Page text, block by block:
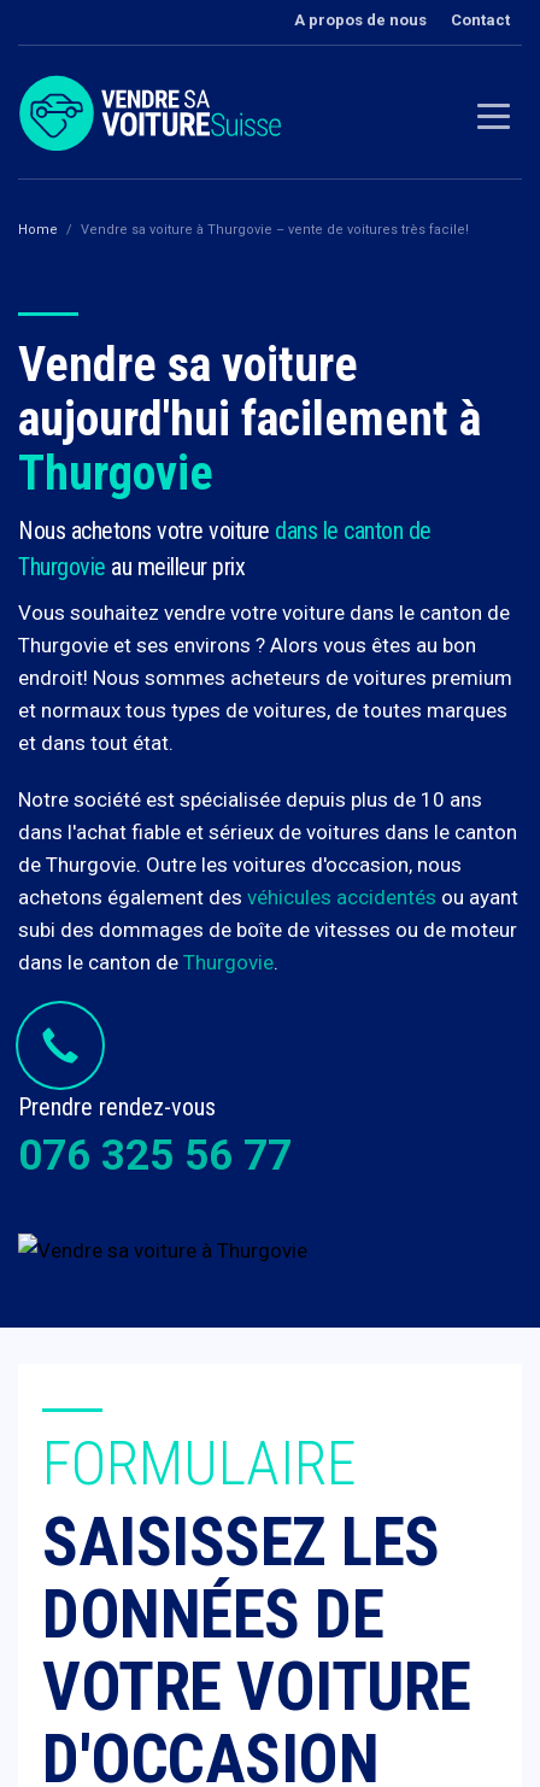
A propos de nous Contact
Home Vendre sa voiture à Thurgovie – vente de voitures très facile!
Vendre sa voiture
aujourd'hui facilement à
Thurgovie
Nous achetons votre voiture dans le canton de
Thurgovie au meilleur prix
Vous souhaitez vendre votre voiture dans le canton de
Thurgovie et ses environs ? Alors vous êtes au bon
endroit! Nous sommes acheteurs de voitures premium
et normaux tous types de voitures, de toutes marques
et dans tout état.
Notre société est spécialisée depuis plus de 10 ans
dans l'achat fiable et sérieux de voitures dans le canton
de Thurgovie. Outre les voitures d'occasion, nous
achetons également des véhicules accidentés ou ayant
subi des dommages de boîte de vitesses ou de moteur
dans le canton de Thurgovie.
Prendre rendez-vous
076 325 56 77
FORMULAIRE
SAISISSEZ LES
DONNÉES DE
VOTRE VOITURE
D'OCCASION